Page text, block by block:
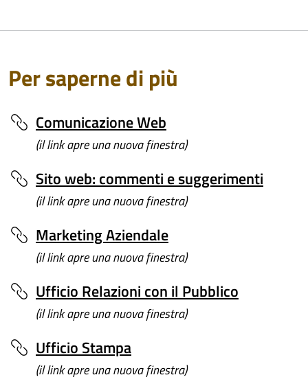
Per saperne di più
Comunicazione Web
(il link apre una nuova finestra)
Sito web: commenti e suggerimenti
(il link apre una nuova finestra)
Marketing Aziendale
(il link apre una nuova finestra)
Ufficio Relazioni con il Pubblico
(il link apre una nuova finestra)
Ufficio Stampa
(il link apre una nuova finestra)